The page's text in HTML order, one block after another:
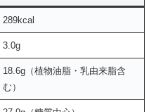
289kcal
3.0g
18.6g（植物油脂・乳由来脂含
む）